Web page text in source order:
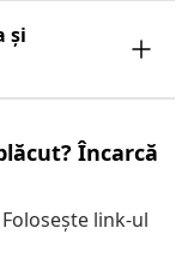
și
Încarcă
link-ul